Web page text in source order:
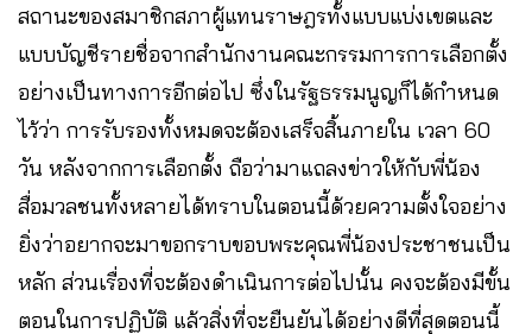
สถานะของสมาชิกสภาผู้แทนราษฎรทั้งแบบแบ่งเขตและ
แบบบัญชีรายชื่อจากสํานักงานคณะกรรมการการเลือกตั้ง
อย่างเป็นทางการอีกต่อไป ซึ่งในรัฐธรรมนูญก็ได้กําหนด
ไว้ว่า การรับรองทั้งหมดจะต้องเสร็จสิ้นภายใน เวลา 60
วัน หลังจากการเลือกตั้ง ถือว่ามาแถลงข่าวให้กับพี่น้อง
สื่อมวลชนทั้งหลายได้ทราบในตอนนี้ด้วยความตั้งใจอย่าง
ยิ่งว่าอยากจะมาขอกราบขอบพระคุณพี่น้องประชาชนเป็น
หลัก ส่วนเรื่องที่จะต้องดําเนินการต่อไปนั้น คงจะต้องมีขั้น
ตอนในการปฏิบัติ แล้วสิ่งที่จะยืนยันได้อย่างดีที่สุดตอนนี้